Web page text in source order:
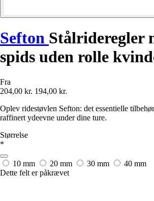
Sefton Stålrideregler
spids uden rolle
Fra
204,00 kr. 194,00 kr.
Oplev ridestøvlen Sefton: det essentielle
raffinert ydeevne under dine ture.
Størrelse
*
10 mm 20 mm 30 mm
40 mm
Dette felt er påkrævet